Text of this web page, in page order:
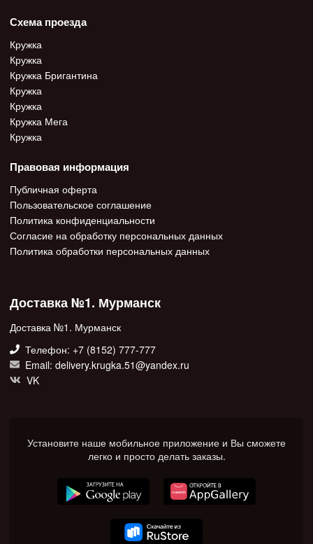
Схема проезда
Кружка
Кружка
Кружка Бригантина
Кружка
Кружка
Кружка Мега
Кружка
Правовая информация
Публичная оферта
Пользовательское соглашение
Политика конфиденциальности
Согласие на обработку персональных данных
Политика обработки персональных данных
Доставка №1. Мурманск
Доставка №1. Мурманск
Телефон: +7 (8152) 777-777
Email: delivery.krugka.51@yandex.ru
VK
Установите наше мобильное приложение и Вы сможете
легко и просто делать заказы.